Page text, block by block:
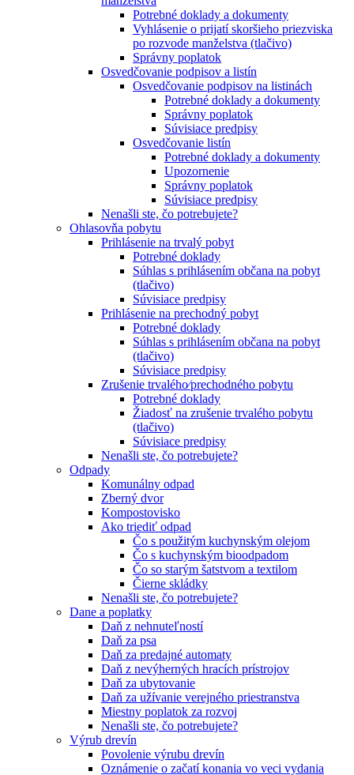
Potrebné doklady a dokumenty
Vyhlásenie o prijatí skoršieho priezviska
po rozvode manželstva (tlačivo)
Správny poplatok
Osvedčovanie podpisov a listín
Osvedčovanie podpisov na listinách
Potrebné doklady a dokumenty
Správny poplatok
Súvisiace predpisy
Osvedčovanie listín
Potrebné doklady a dokumenty
Upozornenie
Správny poplatok
Súvisiace predpisy
Nenašli ste, čo potrebujete?
Ohlasovňa pobytu
Prihlásenie na trvalý pobyt
Potrebné doklady
Súhlas s prihlásením občana na pobyt
(tlačivo)
Súvisiace predpisy
Prihlásenie na prechodný pobyt
Potrebné doklady
Súhlas s prihlásením občana na pobyt
(tlačivo)
Súvisiace predpisy
Zrušenie trvalého⁄prechodného pobytu
Potrebné doklady
Žiadosť na zrušenie trvalého pobytu
(tlačivo)
Súvisiace predpisy
Nenašli ste, čo potrebujete?
Odpady
Komunálny odpad
Zberný dvor
Kompostovisko
Ako triediť odpad
Čo s použitým kuchynským olejom
Čo s kuchynským bioodpadom
Čo so starým šatstvom a textilom
Čierne skládky
Nenašli ste, čo potrebujete?
Dane a poplatky
Daň z nehnuteľností
Daň za psa
Daň za predajné automaty
Daň z nevýherných hracích prístrojov
Daň za ubytovanie
Daň za užívanie verejného priestranstva
Miestny poplatok za rozvoj
Nenašli ste, čo potrebujete?
Výrub drevín
Povolenie výrubu drevín
Oznámenie o začatí konania vo veci vydania